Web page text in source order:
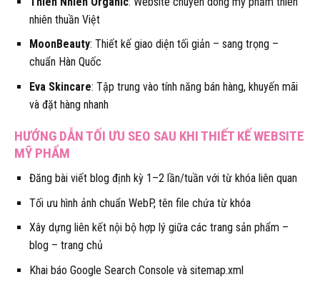
nhiên thuần Việt
MoonBeauty: Thiết kế giao diện tối giản – sang trọng –
chuẩn Hàn Quốc
Eva Skincare: Tập trung vào tính năng bán hàng, khuyến mãi
và đặt hàng nhanh
HƯỚNG DẪN TỐI ƯU SEO SAU KHI THIẾT KẾ WEBSITE
MỸ PHẨM
Đăng bài viết blog định kỳ 1–2 lần/tuần với từ khóa liên quan
Tối ưu hình ảnh chuẩn WebP, tên file chứa từ khóa
Xây dựng liên kết nội bộ hợp lý giữa các trang sản phẩm –
blog – trang chủ
Khai báo Google Search Console và sitemap.xml